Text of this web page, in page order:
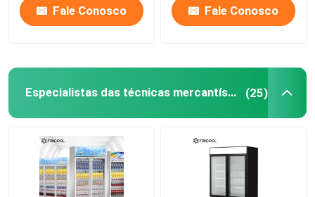
Fale Conosco Fale Conosco
Especialistas das técnicas mercantís de vidro da porta (25)